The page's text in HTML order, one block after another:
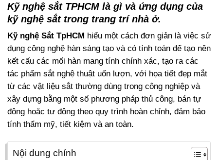
Kỹ nghệ sắt TPHCM là gì và ứng dụng của
kỹ nghệ sắt trong trang trí nhà ở.
Kỹ nghệ Sắt TpHCM hiểu một cách đơn giản là việc sử
dụng công nghệ hàn sáng tạo và có tính toán để tạo nên
kết cấu các mối hàn mang tính chính xác, tạo ra các
tác phẩm sắt nghệ thuật uốn lượn, với họa tiết đẹp mắt
từ các vật liệu sắt thường dùng trong công nghiệp và
xây dựng bằng một số phương pháp thủ công, bán tự
động hoặc tự động theo quy trình hoàn chỉnh, đảm bảo
tính thẩm mỹ, tiết kiệm và an toàn.
Nội dung chính